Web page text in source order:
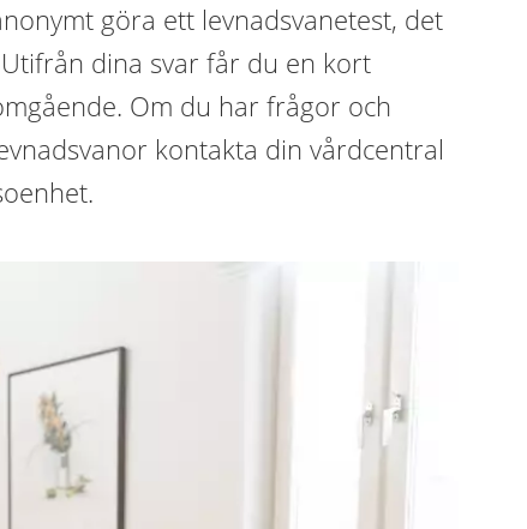
göra ett levnadsvanetest, det
dina svar får du en kort
Om du har frågor och
kontakta din vårdcentral